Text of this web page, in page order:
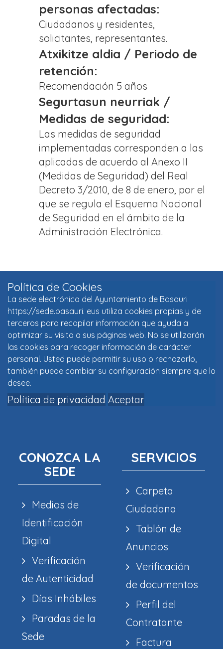
personas afectadas:
Ciudadanos y residentes,
solicitantes, representantes.
Atxikitze aldia / Periodo de
retención:
Recomendación 5 años
Segurtasun neurriak /
Medidas de seguridad:
Las medidas de seguridad
implementadas corresponden a las
aplicadas de acuerdo al Anexo II
(Medidas de Seguridad) del Real
Decreto 3/2010, de 8 de enero, por el
que se regula el Esquema Nacional
de Seguridad en el ámbito de la
Administración Electrónica.
Política de Cookies
La sede electrónica del Ayuntamiento de Basauri
https://sede.basauri. eus utiliza cookies propias y de
terceros para recopilar información que ayuda a
optimizar su visita a sus páginas web. No se utilizarán
las cookies para recoger información de carácter
personal. Usted puede permitir su uso o rechazarlo,
también puede cambiar su configuración siempre que lo
desee.
Política de privacidad Aceptar
CONOZCA LA
SEDE
Medios de
Identificación
Digital
Verificación
de Autenticidad
Días Inhábiles
Paradas de la
Sede
SERVICIOS
Carpeta
Ciudadana
Tablón de
Anuncios
Verificación
de documentos
Perfil del
Contratante
Factura